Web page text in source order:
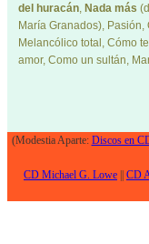
del huracán, Nada más
María Granados), Pasión,
Melancólico total, Cómo
amor, Como un sultán,
(Modestia Aparte: Discos en
CD Michael G. Lowe
CD